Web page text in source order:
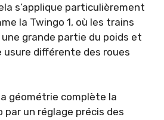
s’applique particulièrement
la Twingo 1, où les trains
grande partie du poids et
usure différente des roues
géométrie complète la
un réglage précis des